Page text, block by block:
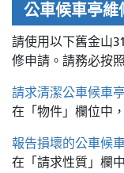
公車候車亭維
請使用以下舊金山
修申請。請務必按
請求清潔公車候車
在「物件」欄位中
報告損壞的公車候
在「請求性質」欄